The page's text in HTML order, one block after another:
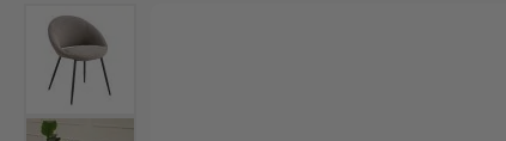
Kick eetkamerstoel Job - Grijs